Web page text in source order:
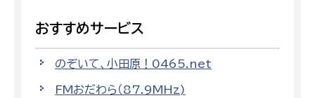
おすすめサービス
のぞいて、小田原！0465.net
FMおだわら（87.9MHz)